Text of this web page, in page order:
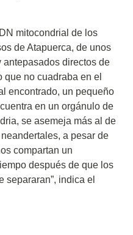
mitocondrial de los
de Atapuerca, de unos
directos de
que no cuadraba en el
encontrado, un pequeño
en un orgánulo de
se asemeja más al de
a pesar de
compartan un
después de que los
separaran”, indica el